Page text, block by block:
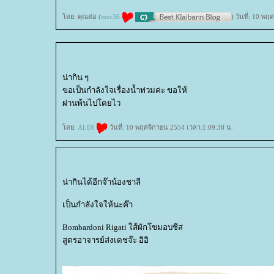
ดย: คุณต่อ (toor36 ) วันที่: 10 พฤศ
น่ากิน ๆ
ขอเป็นกำลังใจเรื่องน้ำท่วมค่ะ ขอให้
ผ่านพ้นไปโดยไว
ดย: ALDI วันที่: 10 พฤศจิกายน 2554 เวลา:1:09:38 น.
น่ากินได้อีกจ๊าน้องชาลี
เป็นกำลังใจให้นะค๊า
Bombardoni Rigati ใส้ผักโขมอบชีส
สูตรอาจารย์ส่งเดชจ๊ะ อิอิ